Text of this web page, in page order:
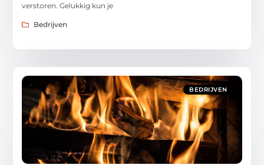
verstoren. Gelukkig kun je
Bedrijven
BEDRIJVEN